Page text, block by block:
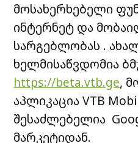
მოსახერხებელი
ინტერნეტ და
სარგებლობას .
ხელმისაწვდომია
https://beta.vtb.ge,
აპლიკაცია VTB
შესაძლებელია
მარკეტიდან.